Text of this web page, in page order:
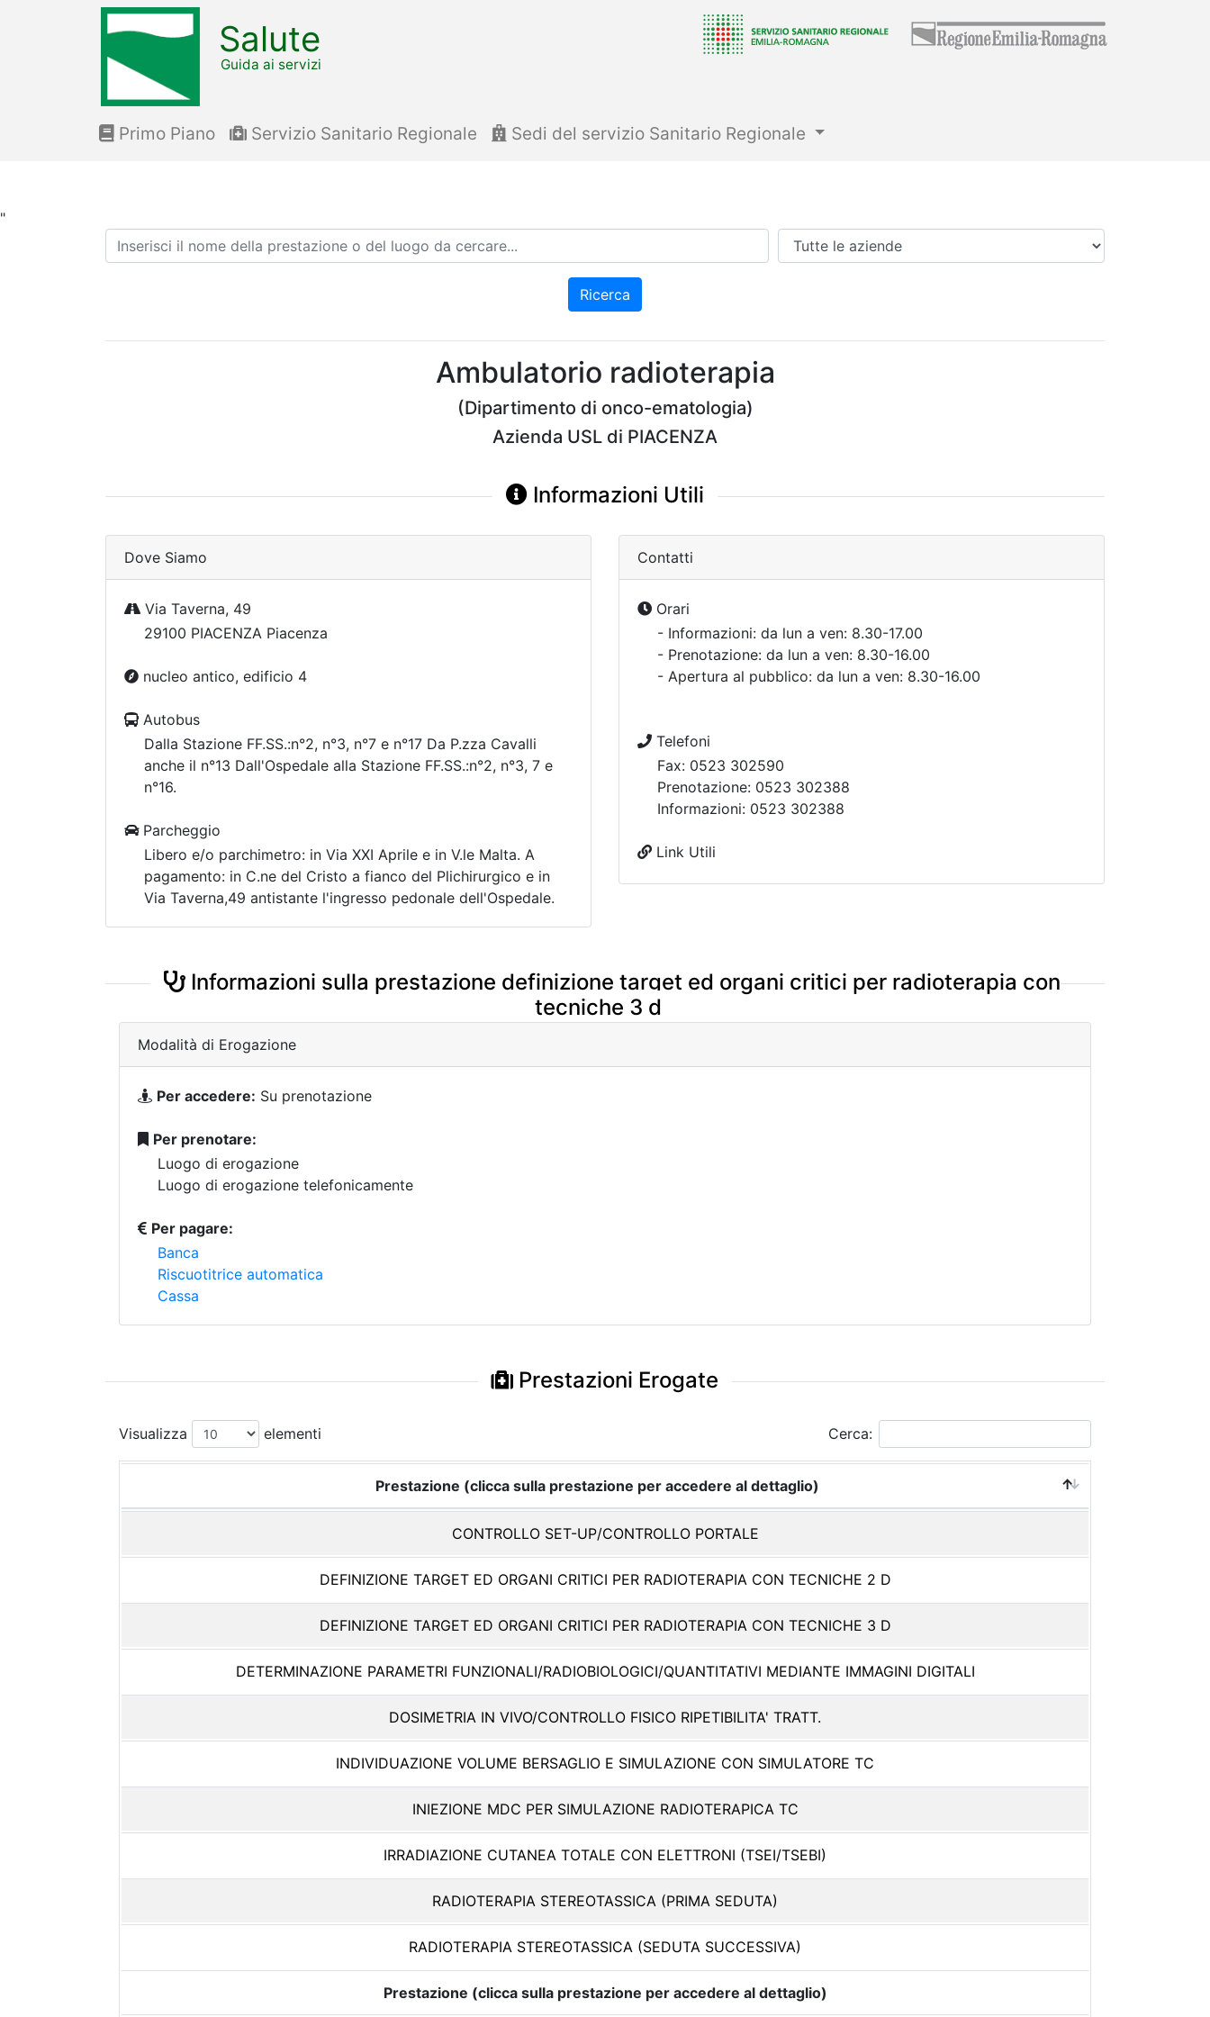
"
Salute
Guida ai servizi
Primo Piano Servizio Sanitario Regionale Sedi del servizio Sanitario Regionale
Ricerca Azienda
Ricerca
Ambulatorio radioterapia
(Dipartimento di onco-ematologia)
Azienda USL di PIACENZA
Informazioni Utili
Dove Siamo
Via Taverna, 49
29100 PIACENZA Piacenza
nucleo antico, edificio 4
Autobus
Dalla Stazione FF.SS.:n°2, n°3, n°7 e n°17 Da P.zza Cavalli
anche il n°13 Dall'Ospedale alla Stazione FF.SS.:n°2, n°3, 7 e
n°16.
Parcheggio
Libero e/o parchimetro: in Via XXI Aprile e in V.le Malta. A
pagamento: in C.ne del Cristo a fianco del Plichirurgico e in
Via Taverna,49 antistante l'ingresso pedonale dell'Ospedale.
Contatti
Orari
- Informazioni: da lun a ven: 8.30-17.00
- Prenotazione: da lun a ven: 8.30-16.00
- Apertura al pubblico: da lun a ven: 8.30-16.00
Telefoni
Fax: 0523 302590
Prenotazione: 0523 302388
Informazioni: 0523 302388
Link Utili
Informazioni sulla prestazione definizione target ed organi critici per radioterapia con
tecniche 3 d
Modalità di Erogazione
Per accedere: Su prenotazione
Per prenotare:
Luogo di erogazione
Luogo di erogazione telefonicamente
Per pagare:
Banca
Riscuotitrice automatica
Cassa
Prestazioni Erogate
Visualizza elementi Cerca:
Prestazione (clicca sulla prestazione per accedere al dettaglio)
CONTROLLO SET-UP/CONTROLLO PORTALE
DEFINIZIONE TARGET ED ORGANI CRITICI PER RADIOTERAPIA CON TECNICHE 2 D
DEFINIZIONE TARGET ED ORGANI CRITICI PER RADIOTERAPIA CON TECNICHE 3 D
DETERMINAZIONE PARAMETRI FUNZIONALI/RADIOBIOLOGICI/QUANTITATIVI MEDIANTE IMMAGINI DIGITALI
DOSIMETRIA IN VIVO/CONTROLLO FISICO RIPETIBILITA' TRATT.
INDIVIDUAZIONE VOLUME BERSAGLIO E SIMULAZIONE CON SIMULATORE TC
INIEZIONE MDC PER SIMULAZIONE RADIOTERAPICA TC
IRRADIAZIONE CUTANEA TOTALE CON ELETTRONI (TSEI/TSEBI)
RADIOTERAPIA STEREOTASSICA (PRIMA SEDUTA)
RADIOTERAPIA STEREOTASSICA (SEDUTA SUCCESSIVA)
Prestazione (clicca sulla prestazione per accedere al dettaglio)